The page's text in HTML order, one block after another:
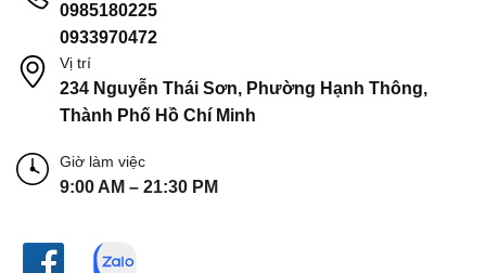
0985180225
0933970472
Vị trí
234 Nguyễn Thái Sơn, Phường Hạnh Thông,
Thành Phố Hồ Chí Minh
Giờ làm việc
9:00 AM – 21:30 PM